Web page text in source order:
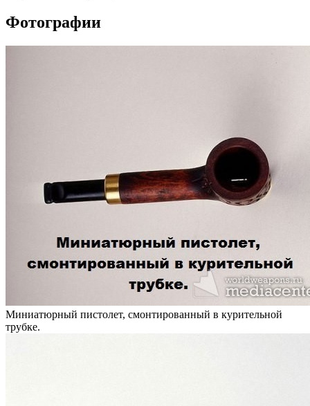
Фотографии
Миниатюрный пистолет, смонтированный в курительной
трубке.